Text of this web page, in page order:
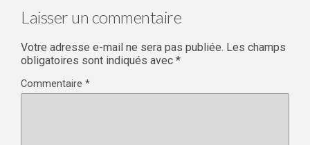
Laisser un commentaire
Votre adresse e-mail ne sera pas publiée. Les champs
obligatoires sont indiqués avec *
Commentaire *